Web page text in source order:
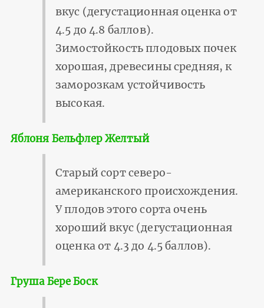
вкус (дегустационная оценка от
4.5 до 4.8 баллов).
Зимостойкость плодовых почек
хорошая, древесины средняя, к
замо­розкам устойчивость
высокая.
Яблоня Бельфлер Желтый
Старый сорт северо-
американского происхождения.
У плодов этого сорта очень
хороший вкус (дегустационная
оценка от 4.3 до 4.5 баллов).
Груша Бере Боск